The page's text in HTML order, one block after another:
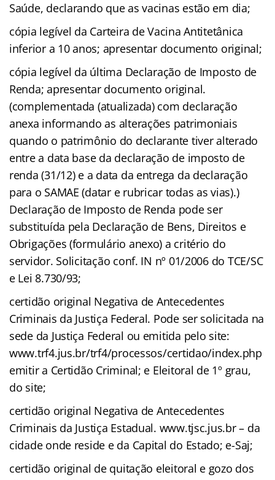
Saúde, declarando que as vacinas estão em dia;
cópia legível da Carteira de Vacina Antitetânica
inferior a 10 anos; apresentar documento original;
cópia legível da última Declaração de Imposto de
Renda; apresentar documento original.
(complementada (atualizada) com declaração
anexa informando as alterações patrimoniais
quando o patrimônio do declarante tiver alterado
entre a data base da declaração de imposto de
renda (31/12) e a data da entrega da declaração
para o SAMAE (datar e rubricar todas as vias).)
Declaração de Imposto de Renda pode ser
substituída pela Declaração de Bens, Direitos e
Obrigações (formulário anexo) a critério do
servidor. Solicitação conf. IN nº 01/2006 do TCE/SC
e Lei 8.730/93;
certidão original Negativa de Antecedentes
Criminais da Justiça Federal. Pode ser solicitada na
sede da Justiça Federal ou emitida pelo site:
www.trf4.jus.br/trf4/processos/certidao/index.php
emitir a Certidão Criminal; e Eleitoral de 1º grau,
do site;
certidão original Negativa de Antecedentes
Criminais da Justiça Estadual. www.tjsc.jus.br – da
cidade onde reside e da Capital do Estado; e-Saj;
certidão original de quitação eleitoral e gozo dos